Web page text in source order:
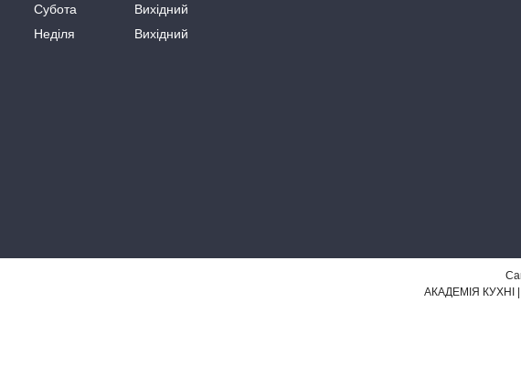
Субота
Вихідний
Неділя
Вихідний